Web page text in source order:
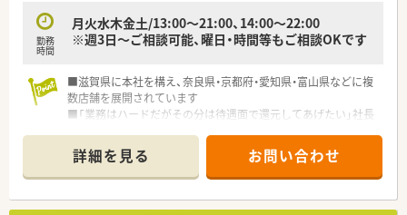
勤務
時間
月火水木金土/13:00～21:00、14:00～22:00
※週3日～ご相談可能、曜日・時間等もご相談OKです
■滋賀県に本社を構え、奈良県・京都府・愛知県・富山県などに複
数店舗を展開されています
■「業務はハードだがその分は待遇面で還元してあげたい」社長
■未経験・ブランクのある方も歓迎しておりますのでお気軽にお
問い合わせください
詳細を見る お問い合わせ